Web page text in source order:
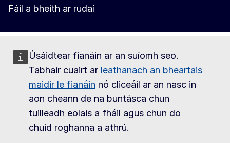
Úsáidtear fianáin ar an suíomh seo.
Tabhair cuairt ar leathanach an bheartais
maidir le fianáin nó cliceáil ar an nasc in
aon cheann de na buntásca chun
tuilleadh eolais a fháil agus chun do
chuid roghanna a athrú.
Fáil a bheith ar rudaí